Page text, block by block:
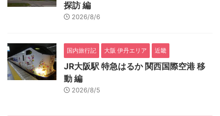
探訪 編
2026/8/6
国内旅行記 大阪 伊丹エリア 近畿
JR大阪駅 特急はるか 関西国際空港 移
動 編
2026/8/5